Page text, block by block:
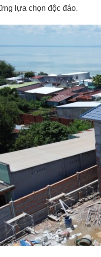
lựa chọn độc đáo.